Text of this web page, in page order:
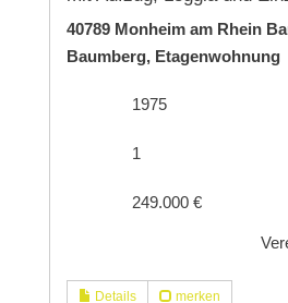
40789 Monheim am Rhein
Baumberg, Etagenwohnung
1975
1
249.000 €
Details merken